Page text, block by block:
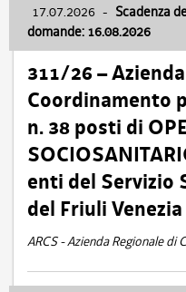
17.07.2026 - Scadenza
domande: 16.08.2026
311/26 –
Coordinamento
n. 38 posti di
enti del Servizio
del Friuli
ARCS - Azienda Regionale di